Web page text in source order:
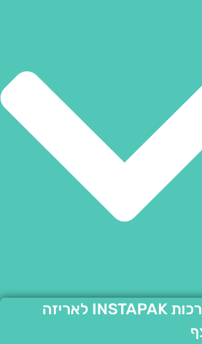
מערכות INSTAPAK לאריזה